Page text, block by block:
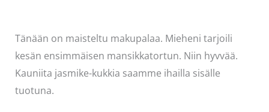
Tänään on maisteltu makupalaa. Mieheni tarjoili
kesän ensimmäisen mansikkatortun. Niin hyvvää.
Kauniita jasmike-kukkia saamme ihailla sisälle
tuotuna.